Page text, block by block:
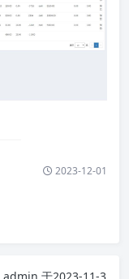
2023-12-01